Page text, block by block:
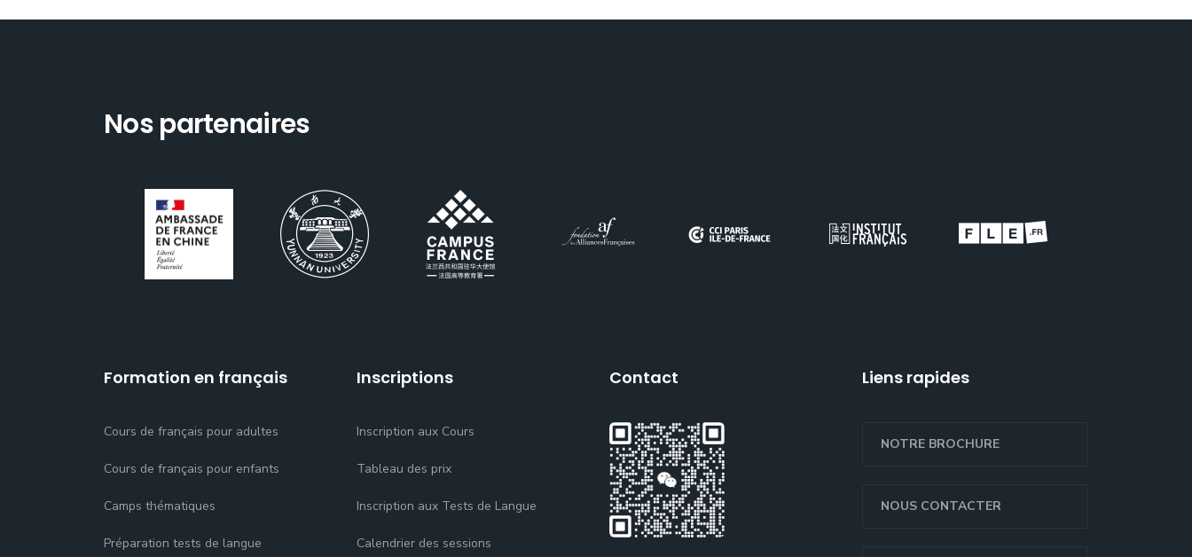
Nos partenaires
Formation en français
Cours de français pour adultes
Cours de français pour enfants
Camps thématiques
Préparation tests de langue
Inscriptions
Inscription aux Cours
Tableau des prix
Inscription aux Tests de Langue
Calendrier des sessions
Contact Liens rapides
NOTRE BROCHURE
NOUS CONTACTER